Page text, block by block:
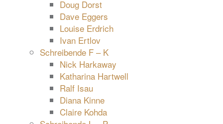
Doug Dorst
Dave Eggers
Louise Erdrich
Ivan Ertlov
Schreibende F – K
Nick Harkaway
Katharina Hartwell
Ralf Isau
Diana Kinne
Claire Kohda